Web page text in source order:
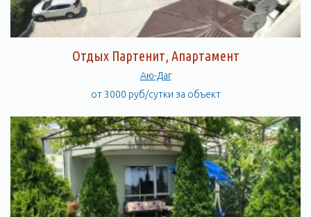
Отдых Партенит, Апартамент
Аю-Даг
от 3000 руб/сутки за объект